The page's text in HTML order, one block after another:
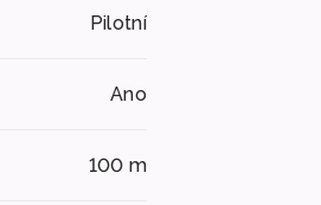
Pilotní
Ano
100 m